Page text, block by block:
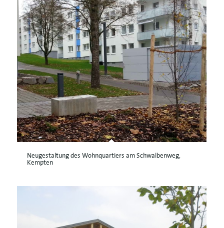
Neugestaltung des Wohnquartiers am Schwalbenweg,
Kempten